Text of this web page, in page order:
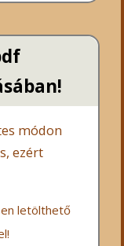
módon
ezért
letölthető